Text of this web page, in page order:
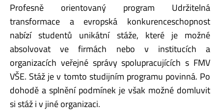
Profesně orientovaný program Udržitelná
transformace a evropská konkurenceschopnost
nabízí studentů unikátní stáže, které je možné
absolvovat ve firmách nebo v institucích a
organizacích veřejné správy spolupracujících s FMV
VŠE. Stáž je v tomto studijním programu povinná. Po
dohodě a splnění podmínek je však možné domluvit
si stáž i v jiné organizaci.